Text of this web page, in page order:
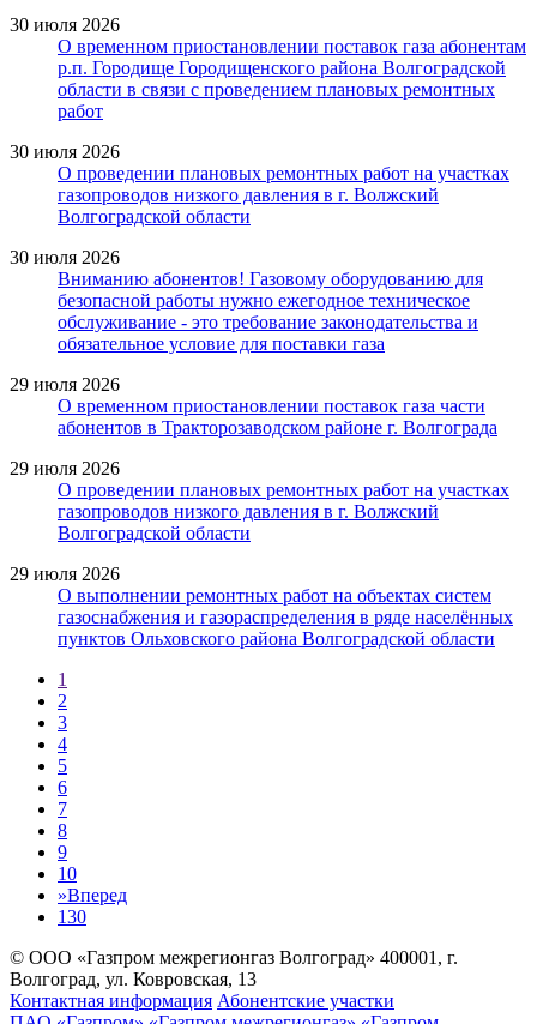
30 июля 2026
О временном приостановлении поставок газа абонентам
р.п. Городище Городищенского района Волгоградской
области в связи с проведением плановых ремонтных
работ
30 июля 2026
О проведении плановых ремонтных работ на участках
газопроводов низкого давления в г. Волжский
Волгоградской области
30 июля 2026
Вниманию абонентов! Газовому оборудованию для
безопасной работы нужно ежегодное техническое
обслуживание - это требование законодательства и
обязательное условие для поставки газа
29 июля 2026
О временном приостановлении поставок газа части
абонентов в Тракторозаводском районе г. Волгограда
29 июля 2026
О проведении плановых ремонтных работ на участках
газопроводов низкого давления в г. Волжский
Волгоградской области
29 июля 2026
О выполнении ремонтных работ на объектах систем
газоснабжения и газораспределения в ряде населённых
пунктов Ольховского района Волгоградской области
1
2
3
4
5
6
7
8
9
10
»Вперед
130
© ООО «Газпром межрегионгаз Волгоград» 400001, г.
Волгоград, ул. Ковровская, 13
Контактная информация Абонентские участки